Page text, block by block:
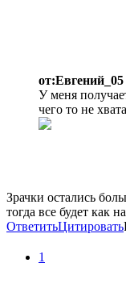
от:Евгений_05
У меня
чего то не
Зрачки остались
тогда все будет как
ОтветитьЦитировать
1